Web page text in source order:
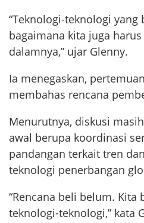
“Teknologi-teknologi yang
bagaimana kita juga
dalamnya,” ujar Glenny.
Ia menegaskan,
membahas rencana
Menurutnya, diskusi
awal berupa koordinasi
pandangan terkait tren
teknologi penerbangan
“Rencana beli belum. Kita
teknologi-teknologi,” kata